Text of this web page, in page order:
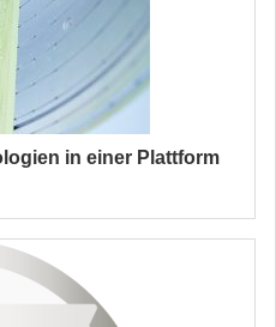
in einer Plattform